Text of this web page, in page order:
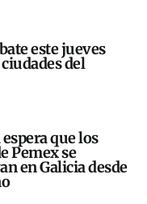
este jueves
del
que los
Pemex se
en Galicia desde